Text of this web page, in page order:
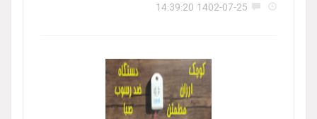
1402-07-25 14:39:20